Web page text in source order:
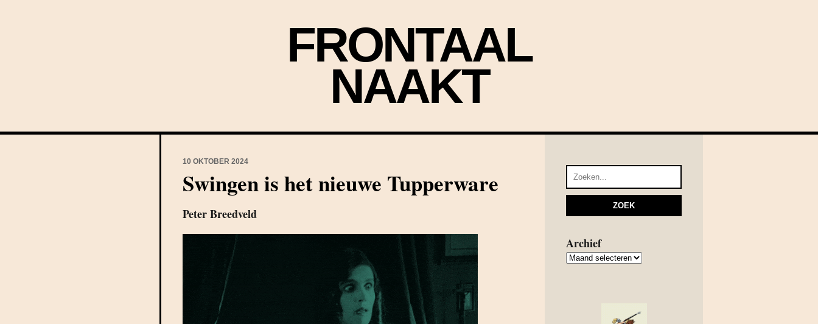
FRONTAAL
NAAKT
10 OKTOBER 2024
Swingen is het nieuwe Tupperware
Peter Breedveld
Archief
Archief